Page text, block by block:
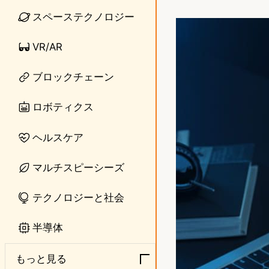
スペーステクノロジー
VR/AR
ブロックチェーン
ロボティクス
ヘルスケア
マルチスピーシーズ
テクノロジーと社会
半導体
もっと見る